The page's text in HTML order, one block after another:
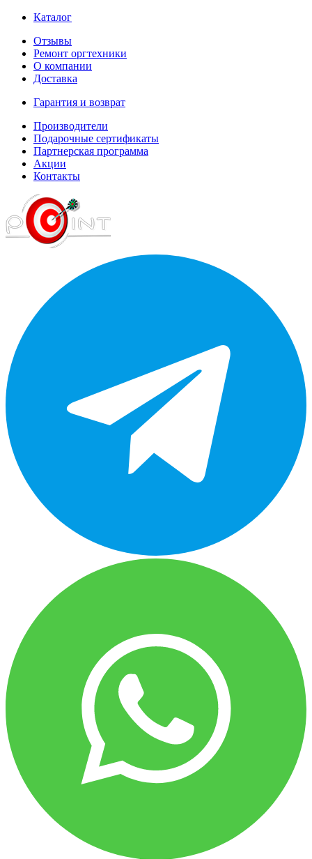
Каталог
Отзывы
Ремонт оргтехники
О компании
Доставка
Гарантия и возврат
Производители
Подарочные сертификаты
Партнерская программа
Акции
Контакты